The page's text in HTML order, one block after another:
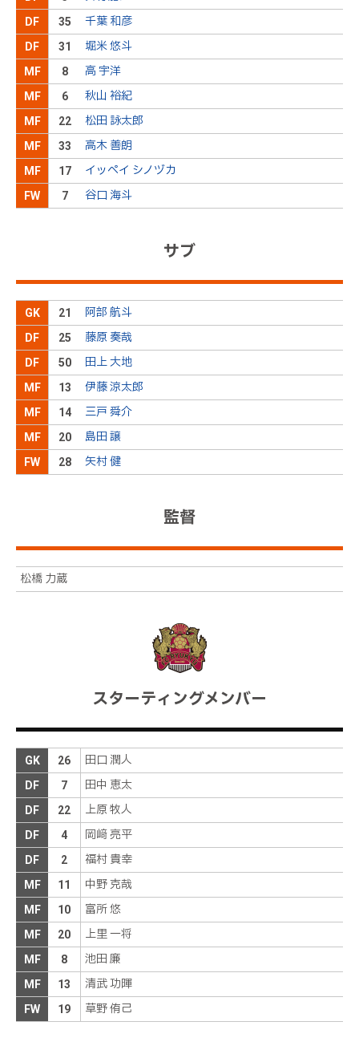
後半27分
舞行龍ジェームズがペナルティエリア左にボールを
送る。谷口が走り込むが、ボールを収められない
後半26分
後半 26分 １１中野ＯＵＴ→１５大本ＩＮ
後半24分
高が松田とパス交換をしてペナルティエリア右に走
り込むが、相手に阻まれてしまう
後半23分
左サイドの敵陣中央でＦＫを獲得する。キッカーの
田中にイエローカード
後半20分
グパスに反応するが、ボールは流れてタッチライン
を割ってしまう
後半17分
松田が味方からの縦パスを受ける。そのまま、ドリ
ブルで右サイドの敵陣深くまで運んで右足のクロス
を送る。Ｉシノヅカがゴールエリア内で反応して胸
でシュートを放つが、田口にセーブされてしまう
後半15分
松田が右サイドの敵陣深くから右足でクロスを送
る。味方が頭で合わせるが、決定機には至らない
後半14分
舞行龍ジェームズを中心に最終ラインでボールを回
後半10分
ペナルティエリア手前の左でＦＫを獲得する。キッ
しまう
たボールはゴールに飛んでいくが、田口にセーブさ
れてしまう
島田と高木がボールの前に立つ
後半7分
松田がドリブルでペナルティエリア手前の中央にボ
ールを運ぶ。そのまま縦に突破を試みるが、相手に
阻まれてしまう
６秋山ＯＵＴ→２０島田ＩＮ
後半 0分 ３２長谷川ＯＵＴ→２５藤原ＩＮ
後半0分 琉球ボールでキックオフ、後半開始
前半48分 前半終了。１－１と、同点で試合を折り返す
前半46分
ュートは田口の逆を突いてゴール右に決まる
前半46分 アディショナルタイムは２分の表示
DF 35 千葉 和彦
DF 31 堀米 悠斗
MF 8 高 宇洋
MF 6 秋山 裕紀
MF 22 松田 詠太郎
MF 33 高木 善朗
MF 17 イッペイ シノヅカ
FW 7 谷口 海斗
サブ
GK 21 阿部 航斗
DF 25 藤原 奏哉
DF 50 田上 大地
MF 13 伊藤 涼太郎
MF 14 三戸 舜介
MF 20 島田 譲
FW 28 矢村 健
監督
松橋 力蔵
スターティングメンバー
GK 26 田口 潤人
DF 7 田中 恵太
DF 22 上原 牧人
DF 4 岡﨑 亮平
DF 2 福村 貴幸
MF 11 中野 克哉
MF 10 富所 悠
MF 20 上里 一将
MF 8 池田 廉
MF 13 清武 功暉
FW 19 草野 侑己